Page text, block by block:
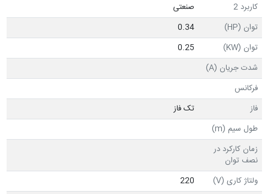
کاربرد 2
صنعتی
توان (HP)
0.34
توان (KW)
0.25
شدت جریان (A)
فرکانس
فاز
تک فاز
طول سیم (m)
زمان کارکرد در
نصف توان
ولتاژ کاری (V)
220